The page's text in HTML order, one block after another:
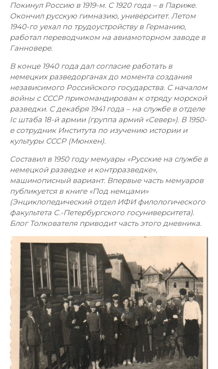
Покинул Россию в 1919-м. С 1920 года – в Париже.
Окончил русскую гимназию, университет. Летом
1940-го уехал по трудоустройству в Германию,
работал переводчиком на авиамоторном заводе в
Ганновере.
В конце 1940 года дал согласие работать в
немецких разведорганах до момента создания
независимого Российского государства. С началом
войны с СССР прикомандирован к отряду морской
разведки. С декабря 1941 года – на службе в отделе
Ic штаба 18-й армии (группа армий «Север»). В 1950-
е сотрудник Института по изучению истории и
культуры СССР (Мюнхен).
Составил в 1950 году мемуары «Русские на службе в
немецкой разведке и контрразведке»,
машинописный вариант. Впервые часть мемуаров
публикуется в книге «Под немцами»
(Энциклопедический отдел ИФИ филологического
факультета С.-Петербургского госуниверситета).
Блог Толкователя приводит часть этого дневника.